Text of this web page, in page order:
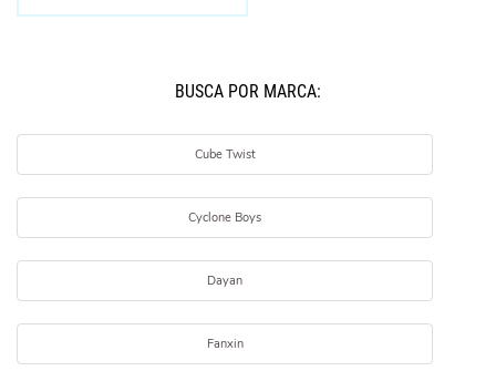
BUSCÁ POR MARCA:
Cube Twist
Cyclone Boys
Dayan
Fanxin